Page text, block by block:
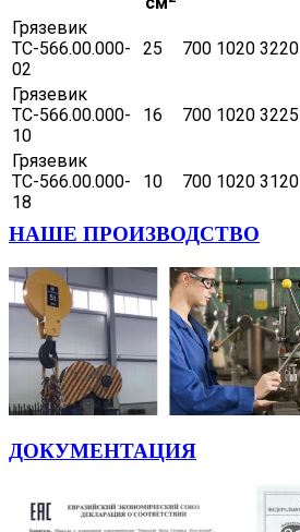
Грязевик
ТС-566.00.000-
02
25 700 1020 3220
Грязевик
ТС-566.00.000-
10
16 700 1020 3225
Грязевик
ТС-566.00.000-
18
10 700 1020 3120
НАШЕ ПРОИЗВОДСТВО
ДОКУМЕНТАЦИЯ